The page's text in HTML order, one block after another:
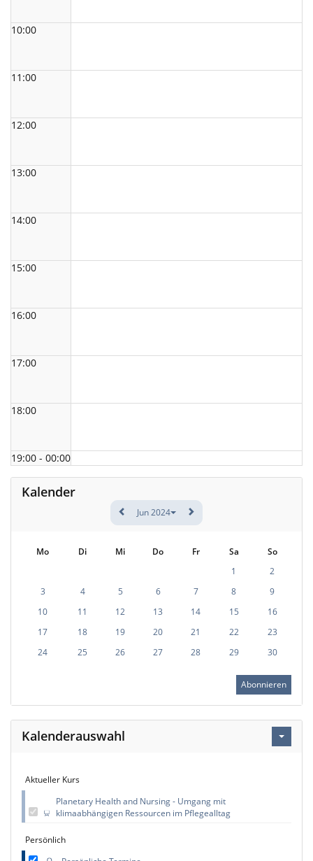
10:00
11:00
12:00
13:00
14:00
15:00
16:00
17:00
18:00
19:00 - 00:00
Kalender
Jun 2024
Mo Di Mi Do Fr Sa
So
1
2
3
4 5 6 7 8
9
10
11 12 13 14 15
16
17
18 19 20 21 22
23
24
25 26 27 28 29 30
Abonnieren
Kalenderauswahl
Aktueller Kurs
Planetary Health and Nursing - Umgang mit
klimaabhängigen Ressourcen im Pflegealltag
Persönlich